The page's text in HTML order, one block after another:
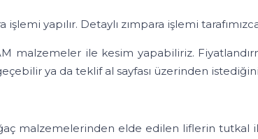
yapılır. Detaylı zımpara işlemi
ile kesim yapabiliriz.
ya da teklif al sayfası üzerinden
malzemelerinden elde edilen liflerin